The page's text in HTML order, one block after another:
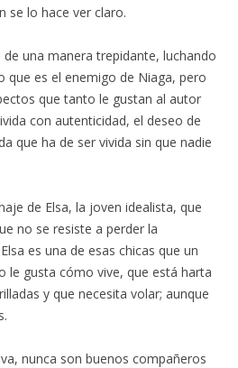
se lo hace ver claro.
una manera trepidante, luchando
que es el enemigo de Niaga, pero
que tanto le gustan al autor
con autenticidad, el deseo de
que ha de ser vivida sin que nadie
de Elsa, la joven idealista, que
no se resiste a perder la
es una de esas chicas que un
le gusta cómo vive, que está harta
y que necesita volar; aunque
nunca son buenos compañeros